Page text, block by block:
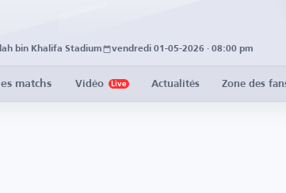
bin Khalifa Stadium vendredi 01-05-2026 · 08:00 pm
matchs Vidéo Live Actualités Zone des